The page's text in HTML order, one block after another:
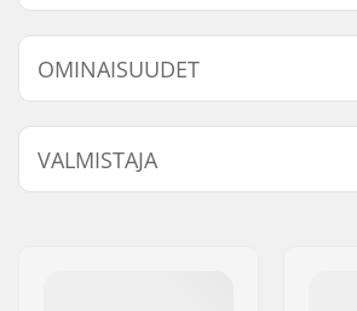
OMINAISUUDET
Ketjun tyyppi:
Half link
Paino:
VALMISTAJA